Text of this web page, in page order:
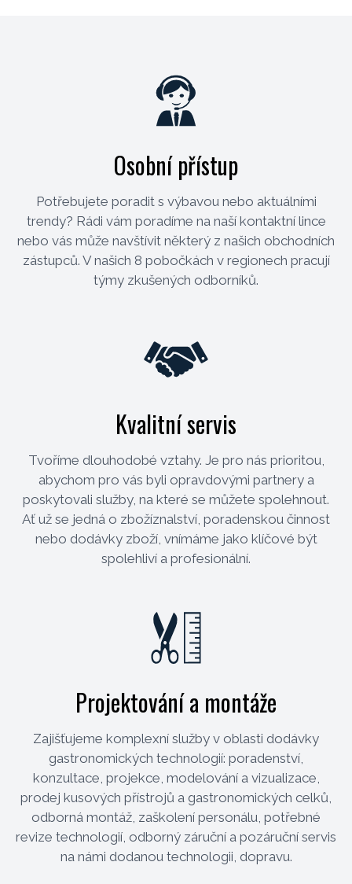
Osobní přístup
Potřebujete poradit s výbavou nebo aktuálními
trendy? Rádi vám poradíme na naší kontaktní lince
nebo vás může navštívit některý z našich obchodních
zástupců. V našich 8 pobočkách v regionech pracují
týmy zkušených odborníků.
Kvalitní servis
Tvoříme dlouhodobé vztahy. Je pro nás prioritou,
abychom pro vás byli opravdovými partnery a
poskytovali služby, na které se můžete spolehnout.
Ať už se jedná o zbožíznalství, poradenskou činnost
nebo dodávky zboží, vnímáme jako klíčové být
spolehliví a profesionální.
Projektování a montáže
Zajišťujeme komplexní služby v oblasti dodávky
gastronomických technologií: poradenství,
konzultace, projekce, modelování a vizualizace,
prodej kusových přístrojů a gastronomických celků,
odborná montáž, zaškolení personálu, potřebné
revize technologií, odborný záruční a pozáruční servis
na námi dodanou technologii, dopravu.